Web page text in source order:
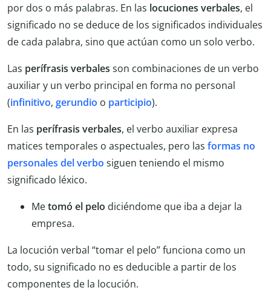
por dos o más palabras. En las locuciones verbales, el
significado no se deduce de los significados individuales
de cada palabra, sino que actúan como un solo verbo.
Las perífrasis verbales son combinaciones de un verbo
auxiliar y un verbo principal en forma no personal
(infinitivo, gerundio o participio).
En las perífrasis verbales, el verbo auxiliar expresa
matices temporales o aspectuales, pero las formas no
personales del verbo siguen teniendo el mismo
significado léxico.
Metomó el pelo diciéndome que iba a dejar la
empresa.
La locución verbal “tomar el pelo” funciona como un
todo, su significado no es deducible a partir de los
componentes de la locución.